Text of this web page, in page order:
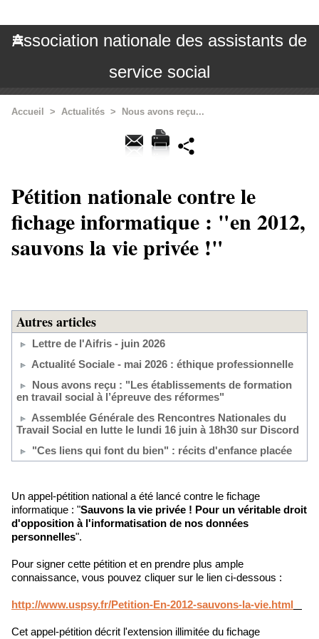
Association nationale des assistants de
service social
Accueil > Actualités > Nous avons reçu...
Pétition nationale contre le
fichage informatique : "en 2012,
sauvons la vie privée !"
Autres articles
Lettre de l'Aifris - juin 2026
Actualité Sociale - mai 2026 : éthique professionnelle
Nous avons reçu : "Les établissements de formation
en travail social à l’épreuve des réformes"
Assemblée Générale des Rencontres Nationales du
Travail Social en lutte le lundi 16 juin à 18h30 sur Discord
"Ces liens qui font du bien" : récits d'enfance placée
Un appel-pétition national a été lancé contre le fichage
informatique : "Sauvons la vie privée ! Pour un véritable droit
d'opposition à l'informatisation de nos données
personnelles".
Pour signer cette pétition et en prendre plus ample
connaissance, vous pouvez cliquer sur le lien ci-dessous :
http://www.uspsy.fr/Petition-En-2012-sauvons-la-vie.html
Cet appel-pétition décrit l'extension illimitée du fichage